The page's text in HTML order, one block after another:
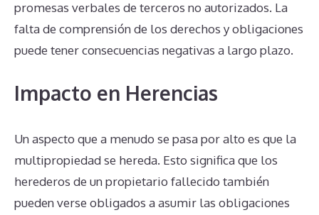
promesas verbales de terceros no autorizados. La
falta de comprensión de los derechos y obligaciones
puede tener consecuencias negativas a largo plazo.
Impacto en Herencias
Un aspecto que a menudo se pasa por alto es que la
multipropiedad se hereda. Esto significa que los
herederos de un propietario fallecido también
pueden verse obligados a asumir las obligaciones